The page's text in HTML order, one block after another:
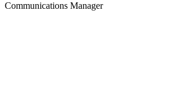
Communications Manager